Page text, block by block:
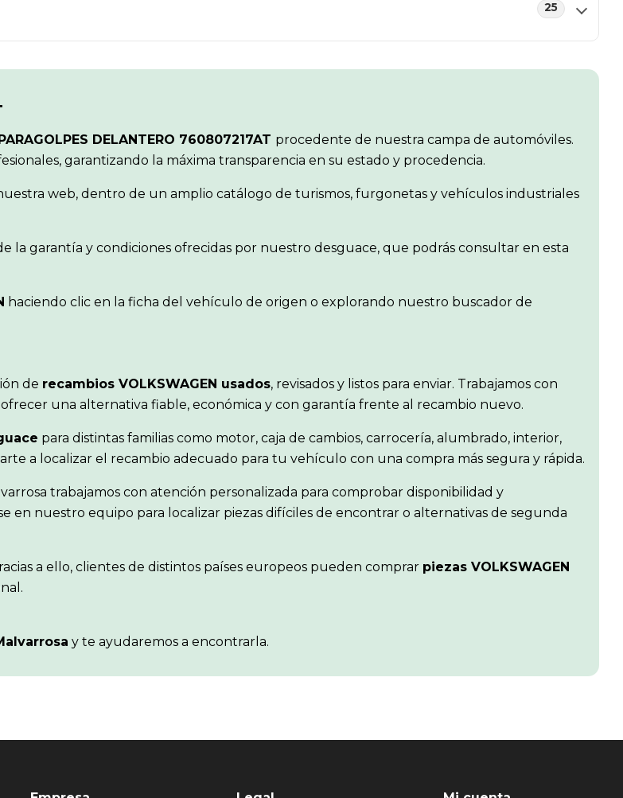
25
DELANTERO 760807217AT procedente de nuestra campa de automóviles.
garantizando la máxima transparencia en su estado y procedencia.
web, dentro de un amplio catálogo de turismos, furgonetas y vehículos industriales
la garantía y condiciones ofrecidas por nuestro desguace, que podrás consultar en esta
haciendo clic en la ficha del vehículo de origen o explorando nuestro buscador de
de recambios VOLKSWAGEN usados, revisados y listos para enviar. Trabajamos con
una alternativa fiable, económica y con garantía frente al recambio nuevo.
para distintas familias como motor, caja de cambios, carrocería, alumbrado, interior,
a localizar el recambio adecuado para tu vehículo con una compra más segura y rápida.
trabajamos con atención personalizada para comprobar disponibilidad y
nuestro equipo para localizar piezas difíciles de encontrar o alternativas de segunda
a ello, clientes de distintos países europeos pueden comprar piezas VOLKSWAGEN
y te ayudaremos a encontrarla.